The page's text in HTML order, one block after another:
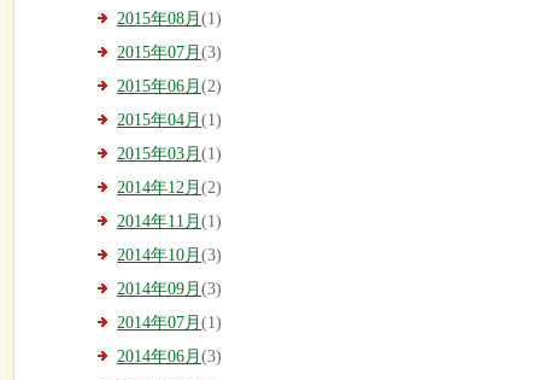
2015年08月 (1)
2015年07月 (3)
2015年06月 (2)
2015年04月 (1)
2015年03月 (1)
2014年12月 (2)
2014年11月 (1)
2014年10月 (3)
2014年09月 (3)
2014年07月 (1)
2014年06月 (3)